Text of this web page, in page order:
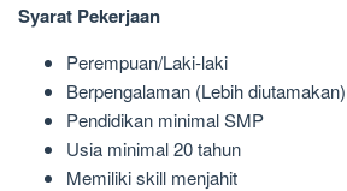
Syarat Pekerjaan
Perempuan/Laki-laki
Berpengalaman (Lebih diutamakan)
Pendidikan minimal SMP
Usia minimal 20 tahun
Memiliki skill menjahit